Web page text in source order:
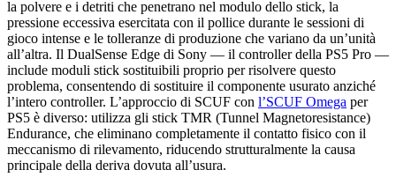
la polvere e i detriti che penetrano nel modulo dello stick, la
pressione eccessiva esercitata con il pollice durante le sessioni di
gioco intense e le tolleranze di produzione che variano da un’unità
all’altra. Il DualSense Edge di Sony — il controller della PS5 Pro —
include moduli stick sostituibili proprio per risolvere questo
problema, consentendo di sostituire il componente usurato anziché
l’intero controller. L’approccio di SCUF con l’SCUF Omega per
PS5 è diverso: utilizza gli stick TMR (Tunnel Magnetoresistance)
Endurance, che eliminano completamente il contatto fisico con il
meccanismo di rilevamento, riducendo strutturalmente la causa
principale della deriva dovuta all’usura.